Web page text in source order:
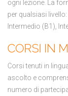
ogni lezione. La
per qualsiasi
Intermedio (B1),
CORSI IN
Corsi tenuti in
ascolto e
numero di